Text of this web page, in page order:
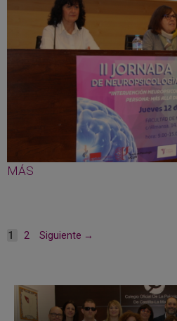
MÁS
Página
1 Página
2 Siguiente →